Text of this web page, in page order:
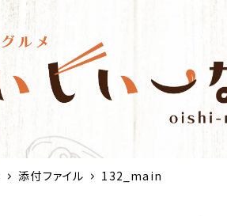
添付ファイル 132_main